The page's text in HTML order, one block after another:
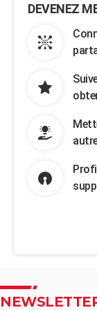
DEVENEZ